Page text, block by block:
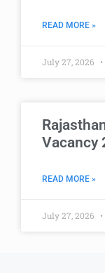
READ MORE »
July 27, 2026
Vacancy
READ MORE »
July 27, 2026